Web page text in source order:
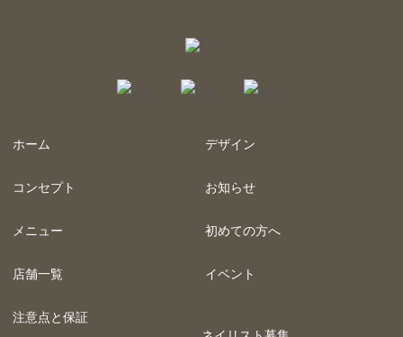
ホーム
コンセプト
メニュー
店舗一覧
注意点と保証
デザイン
お知らせ
初めての方へ
イベント